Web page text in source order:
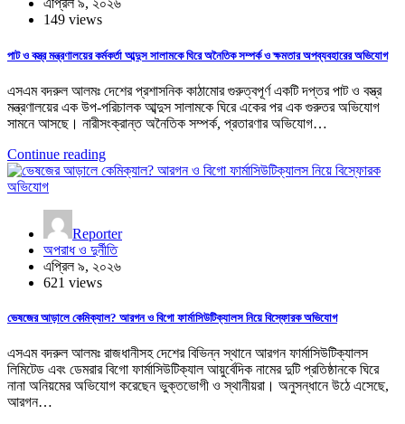
এপ্রিল ৯, ২০২৬
149 views
পাট ও বস্ত্র মন্ত্রণালয়ের কর্মকর্তা আব্দুস সালামকে ঘিরে অনৈতিক সম্পর্ক ও ক্ষমতার অপব্যবহারের অভিযোগ
এসএম বদরুল আলমঃ দেশের প্রশাসনিক কাঠামোর গুরুত্বপূর্ণ একটি দপ্তর পাট ও বস্ত্র
মন্ত্রণালয়ের এক উপ-পরিচালক আব্দুস সালামকে ঘিরে একের পর এক গুরুতর অভিযোগ
সামনে আসছে। নারীসংক্রান্ত অনৈতিক সম্পর্ক, প্রতারণার অভিযোগ…
Continue reading
Reporter
অপরাধ ও দুর্নীতি
এপ্রিল ৯, ২০২৬
621 views
ভেষজের আড়ালে কেমিক্যাল? আরগন ও বিগো ফার্মাসিউটিক্যালস নিয়ে বিস্ফোরক অভিযোগ
এসএম বদরুল আলমঃ রাজধানীসহ দেশের বিভিন্ন স্থানে আরগন ফার্মাসিউটিক্যালস
লিমিটেড এবং ডেমরার বিগো ফার্মাসিউটিক্যাল আয়ুর্বেদিক নামের দুটি প্রতিষ্ঠানকে ঘিরে
নানা অনিয়মের অভিযোগ করেছেন ভুক্তভোগী ও স্থানীয়রা। অনুসন্ধানে উঠে এসেছে,
আরগন…